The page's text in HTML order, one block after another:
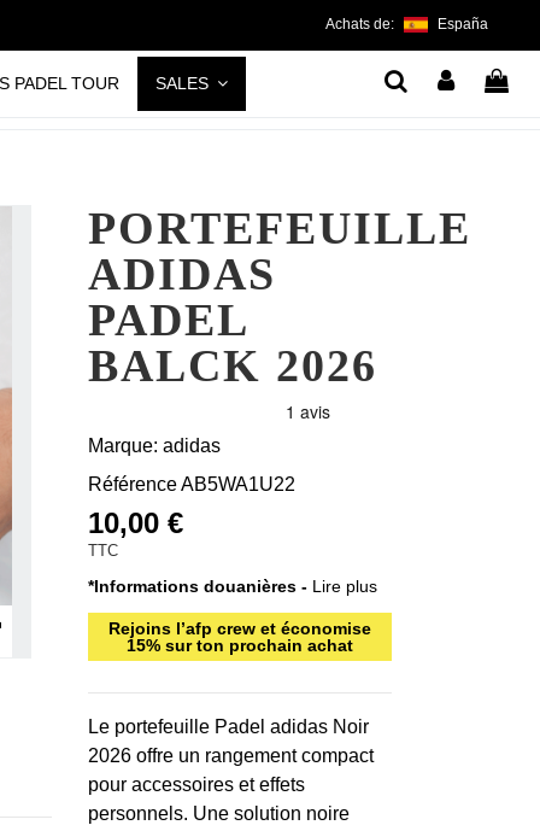
Achats de: España
PADEL TOUR SALES
PORTEFEUILLE
ADIDAS
PADEL
BALCK 2026
Marque: adidas
RéférenceAB5WA1U22
10,00 €
TTC
*Informations douanières - Lire plus
Rejoins l’afp crew et économise
15% sur ton prochain achat
Le portefeuille Padel adidas Noir
2026 offre un rangement compact
pour accessoires et effets
personnels. Une solution noire